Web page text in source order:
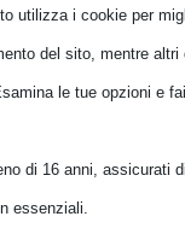
si ritrova sia
e protegge
utilizza i cookie per
del sito, mentre
le tue opzioni e
di 16 anni, assicurati
essenziali.